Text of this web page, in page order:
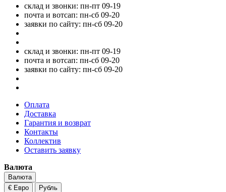
склад и звонки: пн-пт 09-19
почта и вотсап: пн-сб 09-20
заявки по сайту: пн-сб 09-20
склад и звонки: пн-пт 09-19
почта и вотсап: пн-сб 09-20
заявки по сайту: пн-сб 09-20
Оплата
Доставка
Гарантия и возврат
Контакты
Коллектив
Оставить заявку
Валюта
Валюта
€ Евро
Рубль